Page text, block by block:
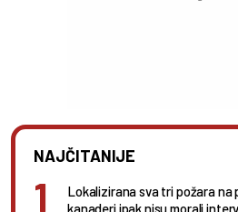
NAJČITANIJE
Lokalizirana sva tri požara na